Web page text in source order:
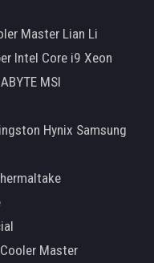
Master Lian Li
Intel Core i9 Xeon
MSI
Hynix Samsung
Master